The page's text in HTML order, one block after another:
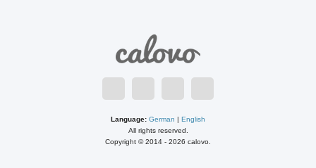
Language: German | English
All rights reserved.
Copyright © 2014 - 2026 calovo.